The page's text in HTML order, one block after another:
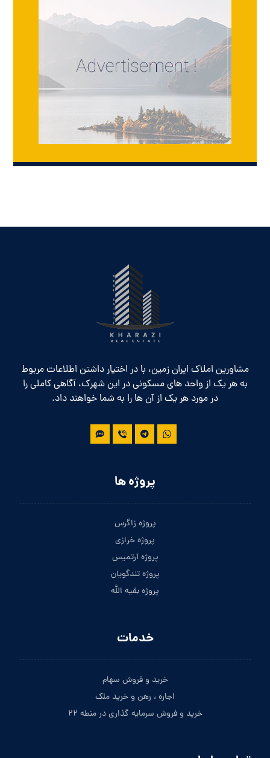
مشاورین املاک ایران زمین، با در اختیار داشتن اطلاعات مربوط
به هر یک از واحد های مسکونی در این شهرک، آگاهی کاملی را
در مورد هر یک از آن ها را به شما خواهند داد.
پروژه ها
پروژه زاگرس
پروژه خرازی
پروژه آرتمیس
پروژه تندگویان
پروژه بقیه الله
خدمات
خرید و فروش سهام
اجاره ، رهن و خرید ملک
خرید و فروش سرمایه گذاری در منطه ۲۲